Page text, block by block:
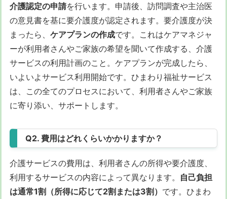
介護認定の申請を行います。申請後、訪問調査や主治医
の意見書を基に要介護度が認定されます。要介護度が決
まったら、 ケアプランの作成です。これはケアマネジャ
ーが利用者さんやご家族の希望を聞いて作成する、介護
サービスの利用計画のこと。ケアプランが完成したら、
いよいよサービス利用開始です。ひまわり福祉サービス
は、この全てのプロセスにおいて、利用者さんやご家族
に寄り添い、サポートします。
Q2. 費用はどれくらいかかりますか？
介護サービスの費用は、利用者さんの所得や要介護度、
利用するサービスの内容によって異なります。 自己負担
は通常1割（所得に応じて2割または3割） です。ひまわ